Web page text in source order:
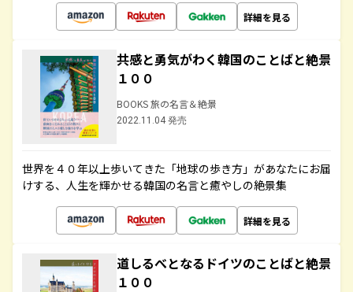
詳細を見る
共感と勇気がわく韓国のことばと絶景
１００
BOOKS 旅の名言＆絶景
2022.11.04 発売
世界を４０年以上歩いてきた「地球の歩き方」があなたにお届
けする、人生を輝かせる韓国の名言と癒やしの絶景集
詳細を見る
道しるべとなるドイツのことばと絶景
１００